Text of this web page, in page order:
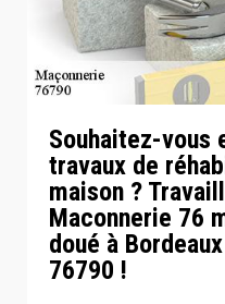
Souhaitez-vous
travaux de
maison ?
Maconnerie 76
doué à
76790 !